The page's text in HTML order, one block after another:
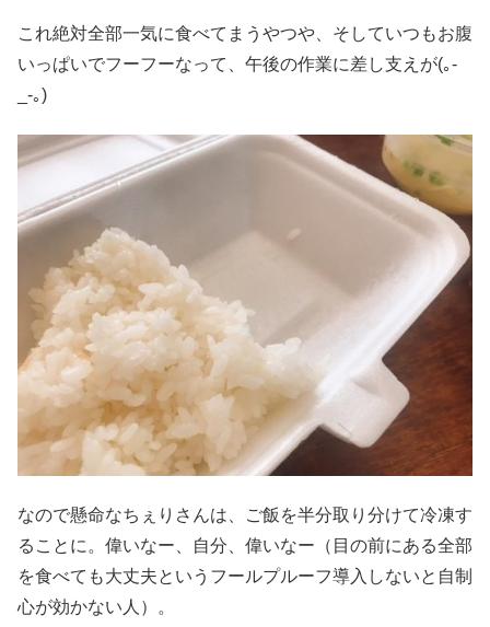
これ絶対全部一気に食べてまうやつや、そしていつもお腹
いっぱいでフーフーなって、午後の作業に差し支えが(｡-
_-｡)
なので懸命なちぇりさんは、ご飯を半分取り分けて冷凍す
ることに。偉いなー、自分、偉いなー（目の前にある全部
を食べても大丈夫というフールプルーフ導入しないと自制
心が効かない人）。